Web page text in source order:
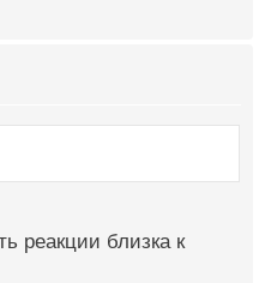
реакции близка к